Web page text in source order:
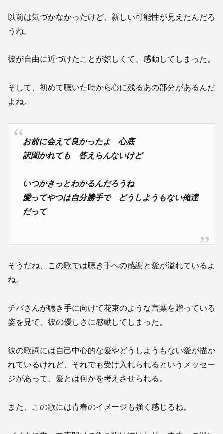
以前は気づかなかったけど、新しい可能性が見えたんだろ
うね。
彼が自由に近づけたことが嬉しくて、感動してしまった。
そして、初めて聴いた時から心に残るあの部分があるんだ
よね。
お前に会えて良かったよ 心底
訳聞かれても 答えらんないけど
いつかきっとわかるんだろうね
愛ってやつは自分勝手で どうしようもない俺達
だって
そうだね、この歌では聴き手への感謝と愛が溢れているよ
ね。
チバさんが聴き手に向けて花束のような言葉を贈っている
姿を見て、彼の優しさに感動してしまった。
彼の歌詞には自己中心的な愛やどうしようもない愛が描か
れているけれど、それでも受け入れられるというメッセー
ジがあって、愛とは何かを考えさせられる。
また、この歌には青春のイメージも強く感じるね。